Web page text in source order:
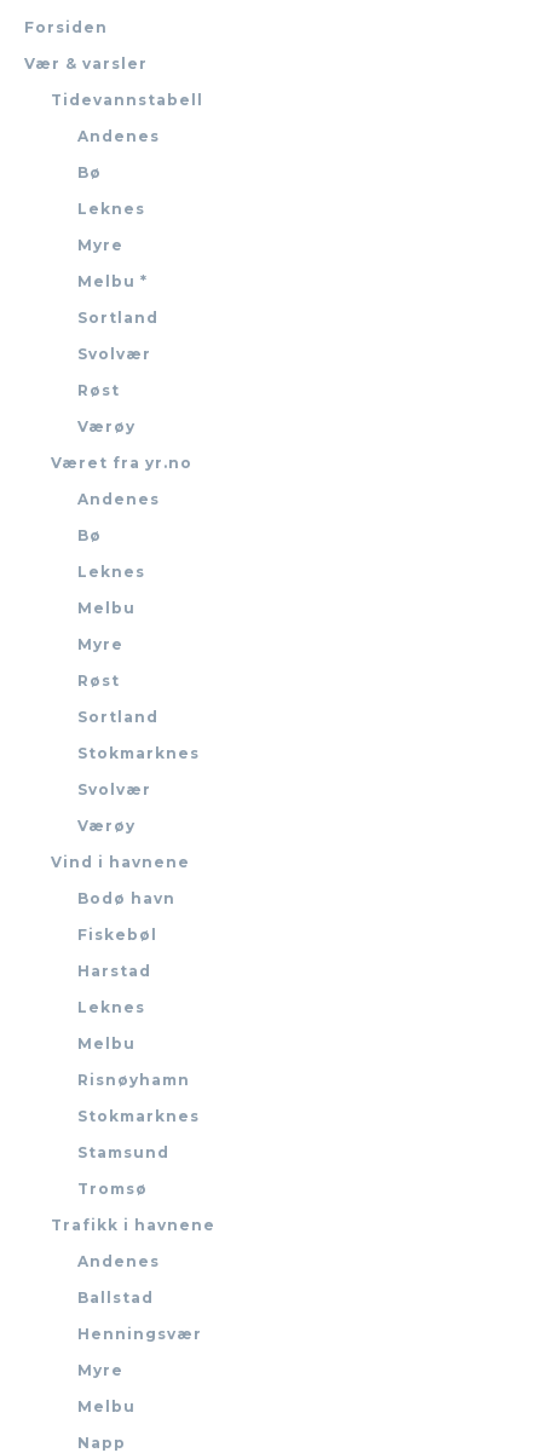
Forsiden
Vær & varsler
Tidevannstabell
Andenes
Bø
Leknes
Myre
Melbu *
Sortland
Svolvær
Røst
Værøy
Været fra yr.no
Andenes
Bø
Leknes
Melbu
Myre
Røst
Sortland
Stokmarknes
Svolvær
Værøy
Vind i havnene
Bodø havn
Fiskebøl
Harstad
Leknes
Melbu
Risnøyhamn
Stokmarknes
Stamsund
Tromsø
Trafikk i havnene
Andenes
Ballstad
Henningsvær
Myre
Melbu
Napp